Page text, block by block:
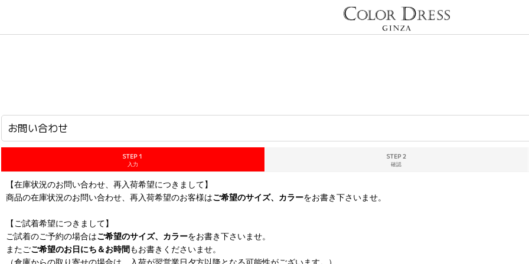
お問い合わせ
STEP 1
入力
STEP 2
確認
【在庫状況のお問い合わせ、再入荷希望につきまして】
商品の在庫状況のお問い合わせ、再入荷希望のお客様はご希望のサイズ、カラーをお書き下さいませ。
【ご試着希望につきまして】
ご試着のご予約の場合はご希望のサイズ、カラーをお書き下さいませ。
またごご希望のお日にち＆お時間もお書きくださいませ。
（倉庫からの取り寄せの場合は、入荷が翌営業日夕方以降となる可能性がございます。）